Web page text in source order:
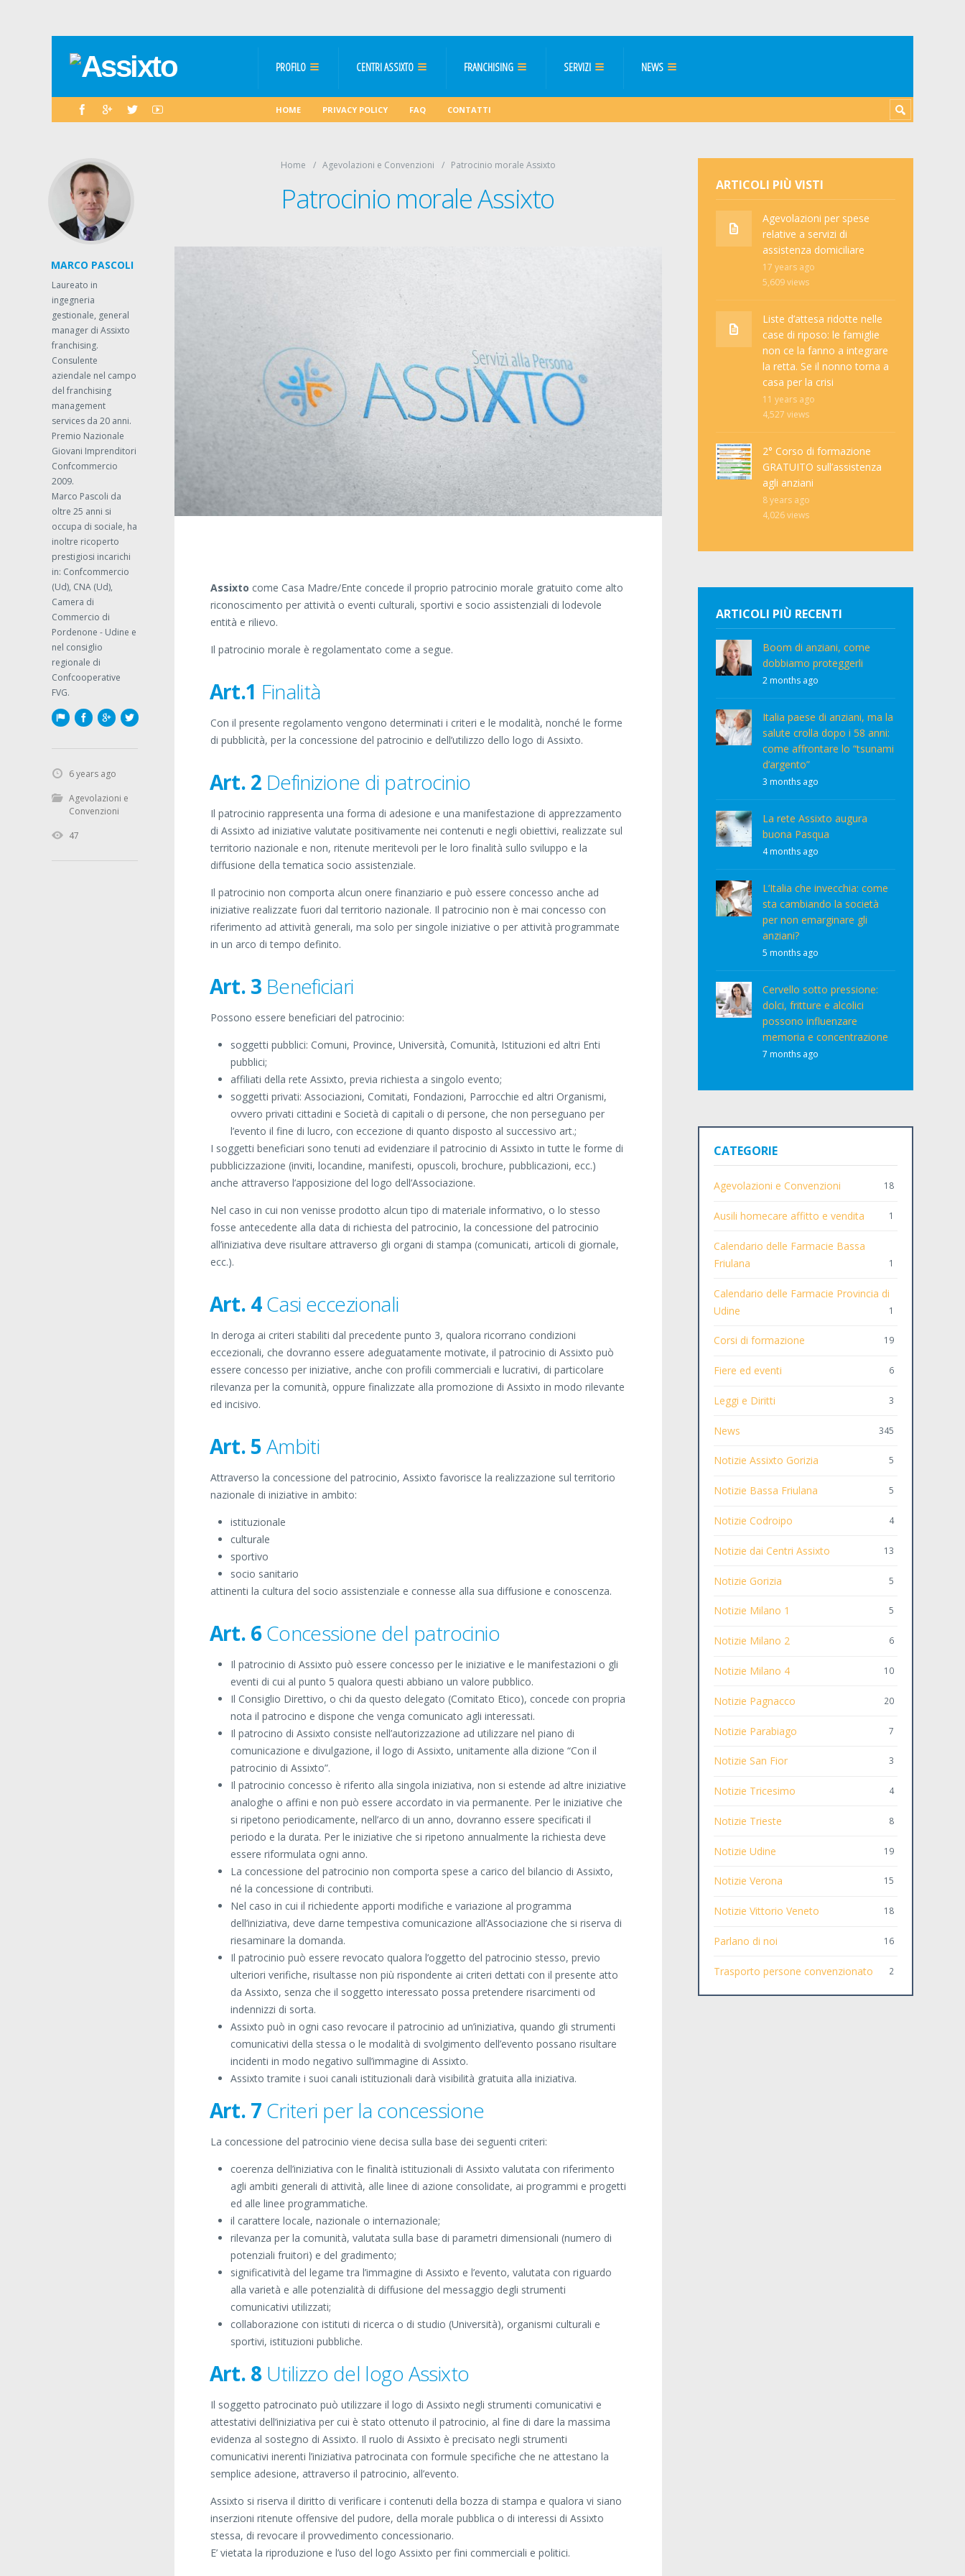
PROFILO CENTRI ASSIXTO FRANCHISING SERVIZI NEWS
HOME PRIVACY POLICY FAQ CONTATTI
Home Agevolazioni e Convenzioni Patrocinio morale Assixto
Patrocinio morale Assixto
Assixto come Casa Madre/Ente concede il proprio patrocinio morale gratuito come alto
riconoscimento per attività o eventi culturali, sportivi e socio assistenziali di lodevole
entità e rilievo.
Il patrocinio morale è regolamentato come a segue.
Art.1 Finalità
Con il presente regolamento vengono determinati i criteri e le modalità, nonché le forme
di pubblicità, per la concessione del patrocinio e dell’utilizzo dello logo di Assixto.
Art. 2 Definizione di patrocinio
Il patrocinio rappresenta una forma di adesione e una manifestazione di apprezzamento
di Assixto ad iniziative valutate positivamente nei contenuti e negli obiettivi, realizzate sul
territorio nazionale e non, ritenute meritevoli per le loro finalità sullo sviluppo e la
diffusione della tematica socio assistenziale.
Il patrocinio non comporta alcun onere finanziario e può essere concesso anche ad
iniziative realizzate fuori dal territorio nazionale. Il patrocinio non è mai concesso con
riferimento ad attività generali, ma solo per singole iniziative o per attività programmate
in un arco di tempo definito.
Art. 3 Beneficiari
Possono essere beneficiari del patrocinio:
soggetti pubblici: Comuni, Province, Università, Comunità, Istituzioni ed altri Enti
pubblici;
affiliati della rete Assixto, previa richiesta a singolo evento;
soggetti privati: Associazioni, Comitati, Fondazioni, Parrocchie ed altri Organismi,
ovvero privati cittadini e Società di capitali o di persone, che non perseguano per
l’evento il fine di lucro, con eccezione di quanto disposto al successivo art.;
I soggetti beneficiari sono tenuti ad evidenziare il patrocinio di Assixto in tutte le forme di
pubblicizzazione (inviti, locandine, manifesti, opuscoli, brochure, pubblicazioni, ecc.)
anche attraverso l’apposizione del logo dell’Associazione.
Nel caso in cui non venisse prodotto alcun tipo di materiale informativo, o lo stesso
fosse antecedente alla data di richiesta del patrocinio, la concessione del patrocinio
all’iniziativa deve risultare attraverso gli organi di stampa (comunicati, articoli di giornale,
ecc.).
Art. 4Casi eccezionali
In deroga ai criteri stabiliti dal precedente punto 3, qualora ricorrano condizioni
eccezionali, che dovranno essere adeguatamente motivate, il patrocinio di Assixto può
essere concesso per iniziative, anche con profili commerciali e lucrativi, di particolare
rilevanza per la comunità, oppure finalizzate alla promozione di Assixto in modo rilevante
ed incisivo.
Art. 5Ambiti
Attraverso la concessione del patrocinio, Assixto favorisce la realizzazione sul territorio
nazionale di iniziative in ambito:
istituzionale
culturale
sportivo
socio sanitario
attinenti la cultura del socio assistenziale e connesse alla sua diffusione e conoscenza.
Art. 6Concessione del patrocinio
Il patrocinio di Assixto può essere concesso per le iniziative e le manifestazioni o gli
eventi di cui al punto 5 qualora questi abbiano un valore pubblico.
Il Consiglio Direttivo, o chi da questo delegato (Comitato Etico), concede con propria
nota il patrocino e dispone che venga comunicato agli interessati.
Il patrocino di Assixto consiste nell’autorizzazione ad utilizzare nel piano di
comunicazione e divulgazione, il logo di Assixto, unitamente alla dizione “Con il
patrocinio di Assixto”.
Il patrocinio concesso è riferito alla singola iniziativa, non si estende ad altre iniziative
analoghe o affini e non può essere accordato in via permanente. Per le iniziative che
si ripetono periodicamente, nell’arco di un anno, dovranno essere specificati il
periodo e la durata. Per le iniziative che si ripetono annualmente la richiesta deve
essere riformulata ogni anno.
La concessione del patrocinio non comporta spese a carico del bilancio di Assixto,
né la concessione di contributi.
Nel caso in cui il richiedente apporti modifiche e variazione al programma
dell’iniziativa, deve darne tempestiva comunicazione all’Associazione che si riserva di
riesaminare la domanda.
Il patrocinio può essere revocato qualora l’oggetto del patrocinio stesso, previo
ulteriori verifiche, risultasse non più rispondente ai criteri dettati con il presente atto
da Assixto, senza che il soggetto interessato possa pretendere risarcimenti od
indennizzi di sorta.
Assixto può in ogni caso revocare il patrocinio ad un’iniziativa, quando gli strumenti
comunicativi della stessa o le modalità di svolgimento dell’evento possano risultare
incidenti in modo negativo sull’immagine di Assixto.
Assixto tramite i suoi canali istituzionali darà visibilità gratuita alla iniziativa.
Art. 7 Criteri per la concessione
La concessione del patrocinio viene decisa sulla base dei seguenti criteri:
coerenza dell’iniziativa con le finalità istituzionali di Assixto valutata con riferimento
agli ambiti generali di attività, alle linee di azione consolidate, ai programmi e progetti
ed alle linee programmatiche.
il carattere locale, nazionale o internazionale;
rilevanza per la comunità, valutata sulla base di parametri dimensionali (numero di
potenziali fruitori) e del gradimento;
significatività del legame tra l’immagine di Assixto e l’evento, valutata con riguardo
alla varietà e alle potenzialità di diffusione del messaggio degli strumenti
comunicativi utilizzati;
collaborazione con istituti di ricerca o di studio (Università), organismi culturali e
sportivi, istituzioni pubbliche.
Art. 8Utilizzo del logo Assixto
Il soggetto patrocinato può utilizzare il logo di Assixto negli strumenti comunicativi e
attestativi dell’iniziativa per cui è stato ottenuto il patrocinio, al fine di dare la massima
evidenza al sostegno di Assixto. Il ruolo di Assixto è precisato negli strumenti
comunicativi inerenti l’iniziativa patrocinata con formule specifiche che ne attestano la
semplice adesione, attraverso il patrocinio, all’evento.
Assixto si riserva il diritto di verificare i contenuti della bozza di stampa e qualora vi siano
inserzioni ritenute offensive del pudore, della morale pubblica o di interessi di Assixto
stessa, di revocare il provvedimento concessionario.
E’ vietata la riproduzione e l’uso del logo Assixto per fini commerciali e politici.
MARCO PASCOLI
Laureato in
ingegneria
gestionale, general
manager di Assixto
franchising.
Consulente
aziendale nel campo
del franchising
management
services da 20 anni.
Premio Nazionale
Giovani Imprenditori
Confcommercio
2009.
Marco Pascoli da
oltre 25 anni si
occupa di sociale, ha
inoltre ricoperto
prestigiosi incarichi
in: Confcommercio
(Ud), CNA (Ud),
Camera di
Commercio di
Pordenone - Udine e
nel consiglio
regionale di
Confcooperative
FVG.
6 years ago
Agevolazioni e
Convenzioni
47
ARTICOLI PIÙ VISTI
Agevolazioni per spese
relative a servizi di
assistenza domiciliare
17 years ago
5,609views
Liste d’attesa ridotte nelle
case di riposo: le famiglie
non ce la fanno a integrare
la retta. Se il nonno torna a
casa per la crisi
11 years ago
4,527 views
2° Corso di formazione
GRATUITO sull’assistenza
agli anziani
8 years ago
4,026views
ARTICOLI PIÙ RECENTI
Boom di anziani, come
dobbiamo proteggerli
2 months ago
Italia paese di anziani, ma la
salute crolla dopo i 58 anni:
come affrontare lo “tsunami
d’argento”
3 months ago
La rete Assixto augura
buona Pasqua
4 months ago
L’Italia che invecchia: come
sta cambiando la società
per non emarginare gli
anziani?
5 months ago
Cervello sotto pressione:
dolci, fritture e alcolici
possono influenzare
memoria e concentrazione
7 months ago
CATEGORIE
Agevolazioni e Convenzioni 18
Ausili homecare affitto e vendita 1
Calendario delle Farmacie Bassa
Friulana
1
Calendario delle Farmacie Provincia di
Udine
1
Corsi di formazione 19
Fiere ed eventi 6
Leggi e Diritti 3
News 345
Notizie Assixto Gorizia 5
Notizie Bassa Friulana 5
Notizie Codroipo 4
Notizie dai Centri Assixto 13
Notizie Gorizia 5
Notizie Milano 1 5
Notizie Milano 2 6
Notizie Milano 4 10
Notizie Pagnacco 20
Notizie Parabiago 7
Notizie San Fior 3
Notizie Tricesimo 4
Notizie Trieste 8
Notizie Udine 19
Notizie Verona 15
Notizie Vittorio Veneto 18
Parlano di noi 16
Trasporto persone convenzionato 2